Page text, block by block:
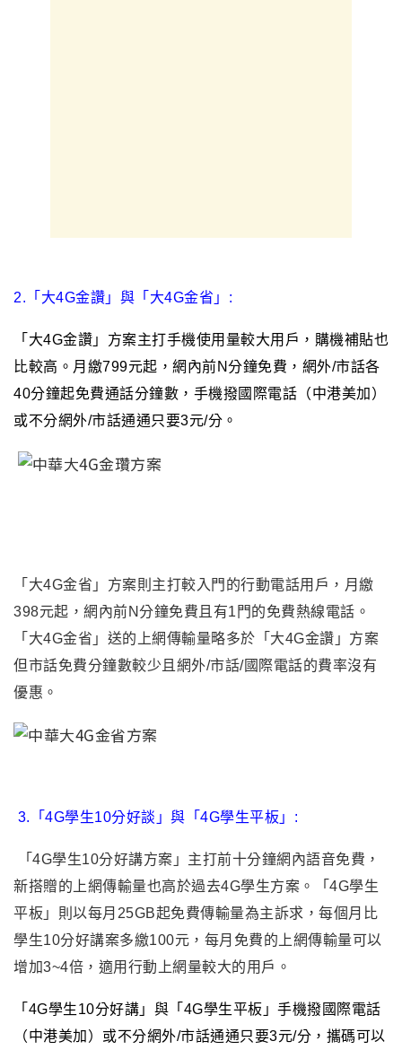
2.「大4G金讚」與 「大4G金省」 :
「大4G金讚」方案主打手機使用量較大用戶，購機補貼也
比較高。月繳799元起，網內前N分鐘免費， 網外/市話各
40分鐘起免費通話分鐘數，手機撥國際電話（中港美加）
或不分網外/市話通通只要3元/分 。
「大4G金省」方案則主打較入門的行動電話用戶，月繳
398元起，網內前N分鐘免費且有1門的免費熱線電話 。
「大4G金省」送的上網傳輸量略多於「大4G金讚」方案
但市話免費分鐘數較少且網外/市話/國際電話的費率沒有
優惠。
3.「4G學生10分好談」與 「4G學生平板」 :
「4G學生10分好講方案」主打前十分鐘網內語音免費，
新搭贈的上網傳輸量也高於過去4G學生方案。「4G學生
平板」則以每月25GB起免費傳輸量為主訴求，每個月比
學生10分好講案多繳100元，每月免費的上網傳輸量可以
增加3~4倍，適用行動上網量較大的用戶。
「4G學生10分好講」與「4G學生平板」 手機撥國際電話
（中港美加）或不分網外/市話通通只要3元/分，攜碼可以